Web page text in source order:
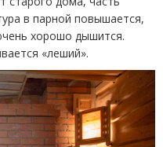
в парной повышается,
хорошо дышится.
«леший».